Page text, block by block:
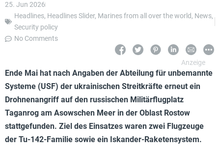
25. Jun 2026
Headlines, Headlines Slider, Marines from all over the world, News,
Security policy
No Comments
Ende Mai hat nach Angaben der Abteilung für unbemannte
Systeme (USF) der ukrainischen Streitkräfte erneut ein
Drohnenangriff auf den russischen Militärflugplatz
Taganrog am Asowschen Meer in der Oblast Rostow
stattgefunden. Ziel des Einsatzes waren zwei Flugzeuge
der Tu-142-Familie sowie ein Iskander-Raketensystem.